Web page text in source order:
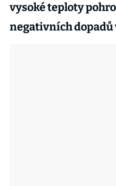
vysoké teploty
negativních dopadů